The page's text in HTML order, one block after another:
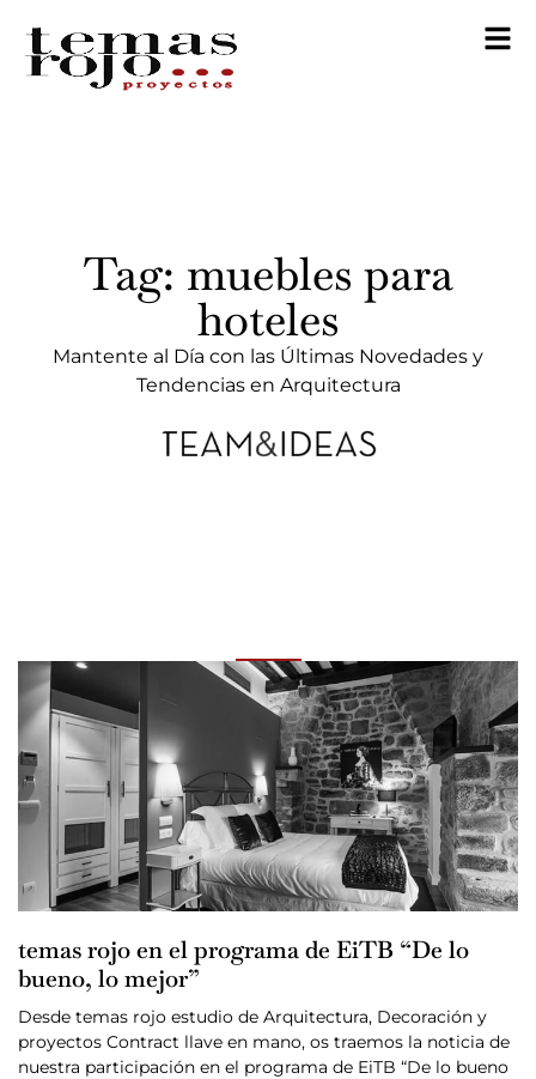
Tag: muebles para
hoteles
Mantente al Día con las Últimas Novedades y
Tendencias en Arquitectura
temas rojo en el programa de EiTB “De lo
bueno, lo mejor”
Desde temas rojo estudio de Arquitectura, Decoración y
proyectos Contract llave en mano, os traemos la noticia de
nuestra participación en el programa de EiTB “De lo bueno